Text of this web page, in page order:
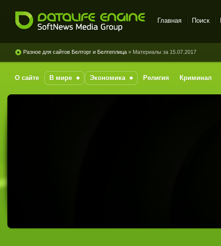
Media Group
Главная Поиск
Разное для сайтов Белторг и Белтеплица » Материалы за 15.07.2017
О сайте В мире Экономика Религия Криминал